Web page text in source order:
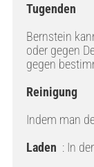
Tugenden
Bernstein
oder gegen
gegen
Reinigung
Indem man
Laden : In